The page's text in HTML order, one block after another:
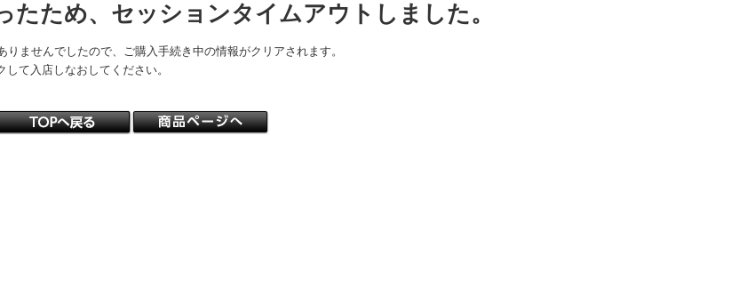
たため、セッションタイムアウトしました。
ませんでしたので、ご購入手続き中の情報がクリアされます。
て入店しなおしてください。